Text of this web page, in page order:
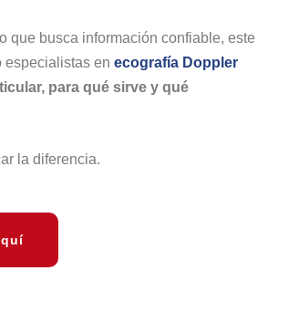
que busca información confiable, este
especialistas en ecografía Doppler
para qué sirve y qué
la diferencia.